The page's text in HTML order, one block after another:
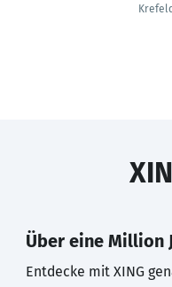
Krefeld
Über eine Million
Entdecke mit XING